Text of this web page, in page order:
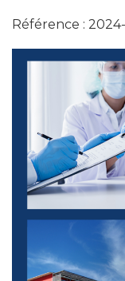
Référence :